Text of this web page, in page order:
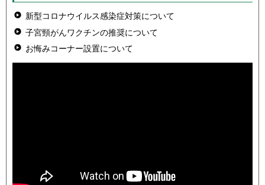
新型コロナウイルス感染症対策について
子宮頸がんワクチンの推奨について
お悔みコーナー設置について